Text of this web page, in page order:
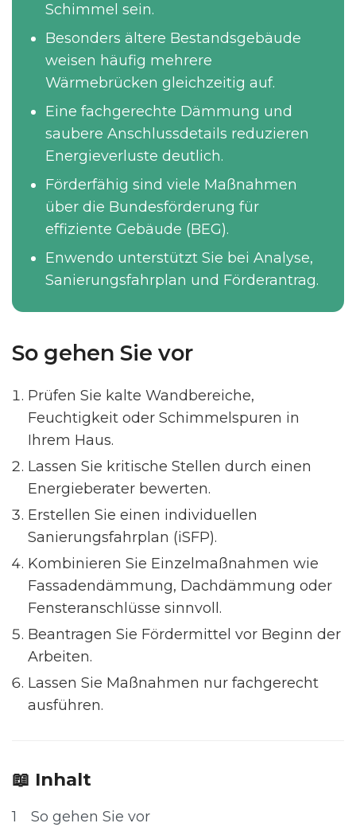
Schimmel sein.
Besonders ältere Bestandsgebäude
weisen häufig mehrere
Wärmebrücken gleichzeitig auf.
Eine fachgerechte Dämmung und
saubere Anschlussdetails reduzieren
Energieverluste deutlich.
Förderfähig sind viele Maßnahmen
über die Bundesförderung für
effiziente Gebäude (BEG).
Enwendo unterstützt Sie bei Analyse,
Sanierungsfahrplan und Förderantrag.
So gehen Sie vor
Prüfen Sie kalte Wandbereiche,
Feuchtigkeit oder Schimmelspuren in
Ihrem Haus.
Lassen Sie kritische Stellen durch einen
Energieberater bewerten.
Erstellen Sie einen individuellen
Sanierungsfahrplan (iSFP).
Kombinieren Sie Einzelmaßnahmen wie
Fassadendämmung, Dachdämmung oder
Fensteranschlüsse sinnvoll.
Beantragen Sie Fördermittel vor Beginn der
Arbeiten.
Lassen Sie Maßnahmen nur fachgerecht
ausführen.
📖 Inhalt
1
So gehen Sie vor